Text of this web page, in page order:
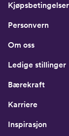
Kjøpsbetingelser
Personvern
Om oss
Ledige stillinger
Bærekraft
Karriere
Inspirasjon